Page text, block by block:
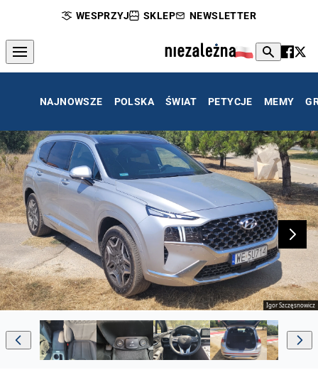
WESPRZYJ SKLEP NEWSLETTER
NAJNOWSZE POLSKA ŚWIAT PETYCJE MEMY
Igor Szczęsnowicz